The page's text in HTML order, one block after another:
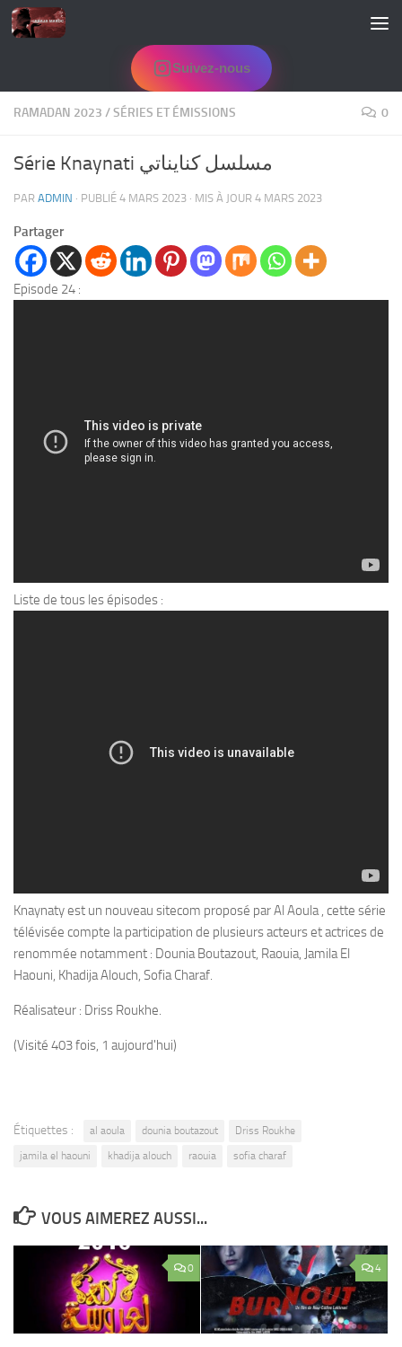
Skip to content
Suivez-nous
RAMADAN 2023 /SÉRIES ET ÉMISSIONS 0
Série Knaynati مسلسل كنايناتي
PAR ADMIN · PUBLIÉ 4 MARS 2023 · MIS À JOUR 4 MARS 2023
Partager
Episode 24 :
Liste de tous les épisodes :
Knaynaty est un nouveau sitecom proposé par Al Aoula , cette série
télévisée compte la participation de plusieurs acteurs et actrices de
renommée notamment : Dounia Boutazout, Raouia, Jamila El
Haouni, Khadija Alouch, Sofia Charaf.
Réalisateur : Driss Roukhe.
(Visité 403 fois, 1 aujourd'hui)
Étiquettes : al aoula dounia boutazout
Driss Roukhe
jamila el haouni
khadija alouch raouia sofia charaf
VOUS AIMEREZ AUSSI...
0 4